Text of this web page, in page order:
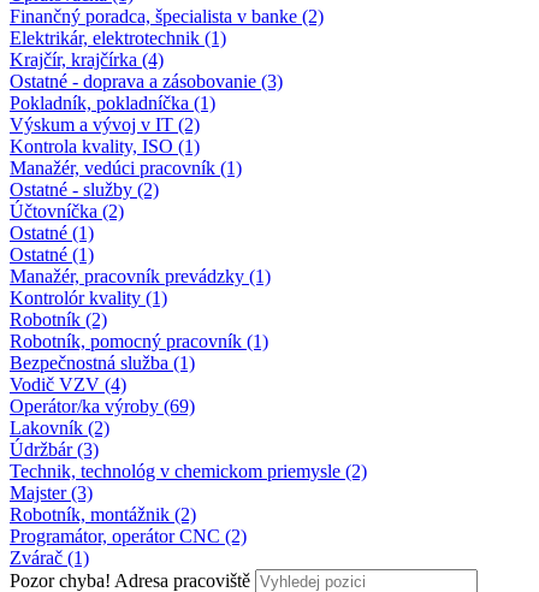
Finančný poradca, špecialista v banke (2)
Elektrikár, elektrotechnik (1)
Krajčír, krajčírka (4)
Ostatné - doprava a zásobovanie (3)
Pokladník, pokladníčka (1)
Výskum a vývoj v IT (2)
Kontrola kvality, ISO (1)
Manažér, vedúci pracovník (1)
Ostatné - služby (2)
Účtovníčka (2)
Ostatné (1)
Ostatné (1)
Manažér, pracovník prevádzky (1)
Kontrolór kvality (1)
Robotník (2)
Robotník, pomocný pracovník (1)
Bezpečnostná služba (1)
Vodič VZV (4)
Operátor/ka výroby (69)
Lakovník (2)
Údržbár (3)
Technik, technológ v chemickom priemysle (2)
Majster (3)
Robotník, montážnik (2)
Programátor, operátor CNC (2)
Zvárač (1)
Pozor chyba! Adresa pracoviště